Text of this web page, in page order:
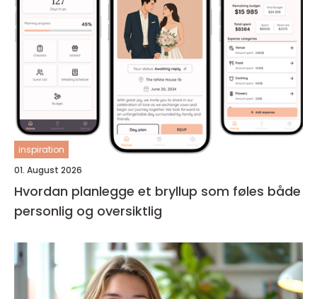
inspiration
01. August 2026
Hvordan planlegge et bryllup som føles både
personlig og oversiktlig